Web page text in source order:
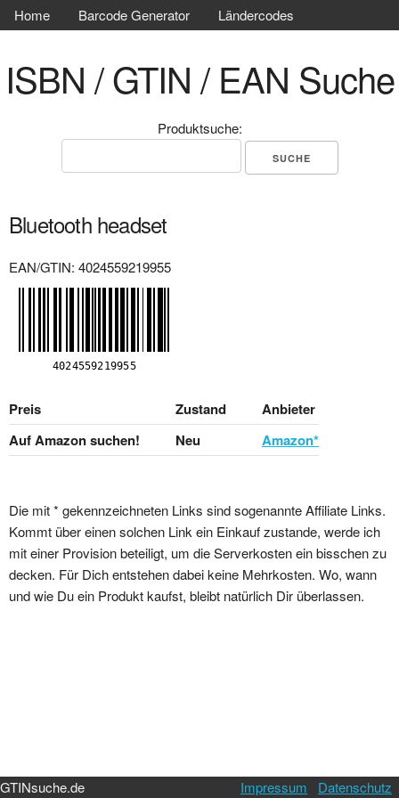
Home Barcode Generator Ländercodes
ISBN / GTIN / EAN Suche
Produktsuche:
Bluetooth headset
EAN/GTIN: 4024559219955
Preis Zustand
Anbieter
Auf Amazon suchen!
Neu Amazon*
Die mit * gekennzeichneten Links sind sogenannte Affiliate Links.
Kommt über einen solchen Link ein Einkauf zustande, werde ich
mit einer Provision beteiligt, um die Serverkosten ein bisschen zu
decken. Für Dich entstehen dabei keine Mehrkosten. Wo, wann
und wie Du ein Produkt kaufst, bleibt natürlich Dir überlassen.
GTINsuche.de Impressum Datenschutz